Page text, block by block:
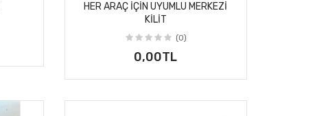
HER ARAÇ IÇIN UYUMLU MERKEZI
KILIT
(0)
0,00TL